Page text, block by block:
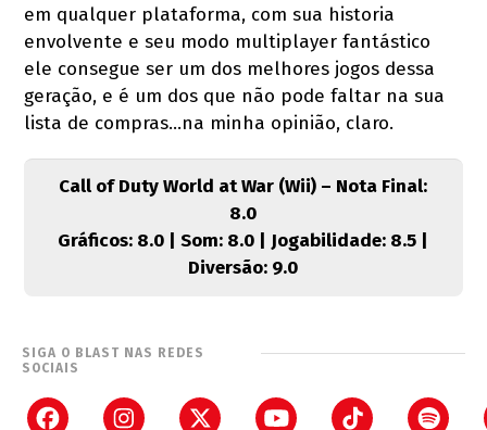
em qualquer plataforma, com sua historia
envolvente e seu modo multiplayer fantástico
ele consegue ser um dos melhores jogos dessa
geração, e é um dos que não pode faltar na sua
lista de compras…na minha opinião, claro.
Call of Duty World at War (Wii) – Nota Final:
8.0
Gráficos: 8.0 | Som: 8.0 | Jogabilidade: 8.5 |
Diversão: 9.0
SIGA O BLAST NAS REDES
SOCIAIS